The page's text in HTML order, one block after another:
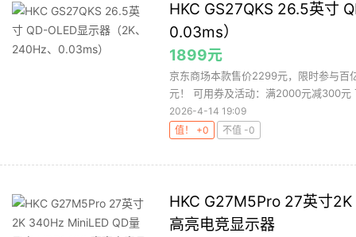
HKC GS27QKS 26.5英寸
0.03ms）
1899元
京东商场本款售价2299元，限时参与
元！ 可用券及活动：满2000元减300元
2026-4-14 19:09
值！ +0
不值 -0
HKC G27M5Pro 27英寸
高亮电竞显示器